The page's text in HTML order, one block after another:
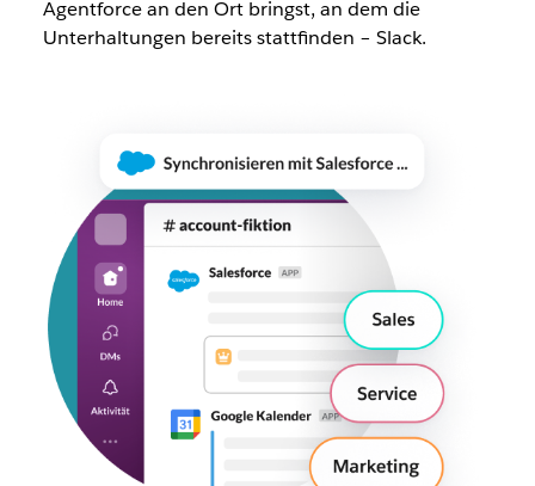
Agentforce an den Ort bringst, an dem die
Unterhaltungen bereits stattfinden – Slack.